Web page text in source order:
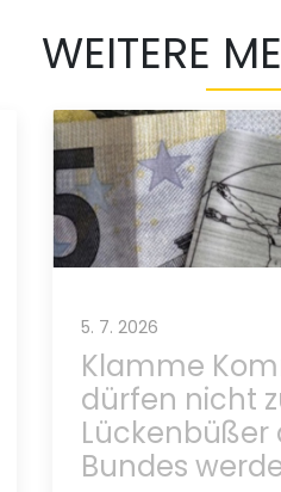
WEITERE
5. 7. 2026
Klamme
dürfen nicht
Lückenbüßer
Bundes